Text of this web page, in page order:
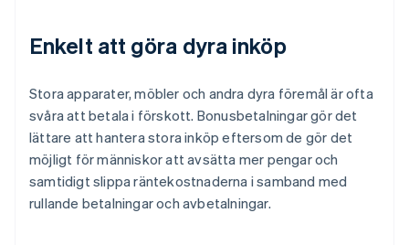
Enkelt att göra dyra inköp
Stora apparater, möbler och andra dyra föremål är ofta
svåra att betala i förskott. Bonusbetalningar gör det
lättare att hantera stora inköp eftersom de gör det
möjligt för människor att avsätta mer pengar och
samtidigt slippa räntekostnaderna i samband med
rullande betalningar och avbetalningar.